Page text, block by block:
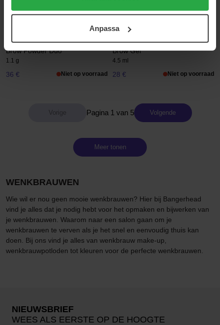
användningen av cookies. Du kan när som helst återkalla
samt vår Integritetspolicy.Anpassa
32 € Niet op voorraad 30 €
Glo Skin Beauty
Brow Powder Duo
1.1 g
36 € Niet op voorraad
Glo Skin Beauty
Brow Gel
4.5 ml
28 € Niet op voorraad
Pagina 1 van 5 Volgende
Meer tonen
WENKBRAUWEN
Wie wil er nou geen mooie wenkbrauwen? Hier bij Bangerhead
vind je alles dat je nodig hebt voor het opmaken en bijwerken van
je wenkbrauwen. Waarom naar een salon gaan om je
wenkbrauwen te verven als je het snel en eenvoudig thuis kan
doen. Bij ons vind je alles van wenkbrauw make-up,
wenkbrauwpotloden tot kleuren voor de perfecte wenkbrauwen.
NIEUWSBRIEF
WEES ALS EERSTE OP DE HOOGTE